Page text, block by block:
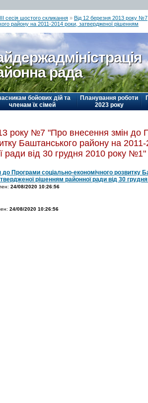
сесія шостого скликання » Від 12 березня 2013 року №7
району на 2011-2014 роки, затвердженої рішенням
рада
бойових дій та
членам їх сімей
Планування роботи
2023 року
року №7 "Про внесення змін до
Баштанського району на
ради від 30 грудня 2010 року №1"
до Програми соціально-економічного розвитку
рішенням районної ради від 30
24/08/2020 10:26:56
24/08/2020 10:26:56